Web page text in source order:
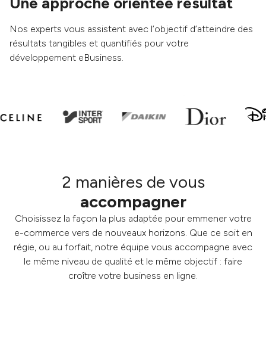
Nos experts vous assistent avec l’objectif d’atteindre des
résultats tangibles et quantifiés pour votre
développement eBusiness.
2 manières de vous
accompagner
Choisissez la façon la plus adaptée pour emmener votre
e-commerce vers de nouveaux horizons. Que ce soit en
régie, ou au forfait, notre équipe vous accompagne avec
le même niveau de qualité et le même objectif : faire
croître votre business en ligne.